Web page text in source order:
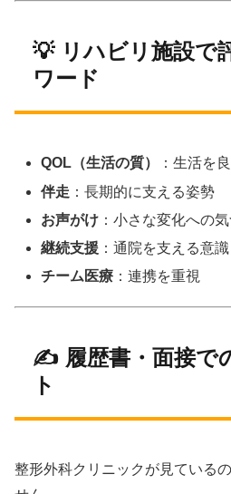
💡 リハビリ施設で
ワード
QOL（生活の質）
：生活を
伴走 ：長期的に支える姿勢
お声がけ ：小さな変化への気
継続支援 ：通院を支える意識
チーム医療 ：連携を重視
✍️ 履歴書・面接で
ト
整形外科クリニックが見ている